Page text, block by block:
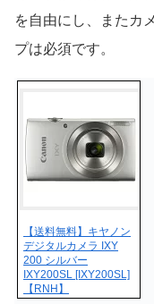
を自由にし、またカ
プは必須です。
【送料無料】キヤノン
デジタルカメラ IXY
200 シルバー
IXY200SL [IXY200SL]
【RNH】